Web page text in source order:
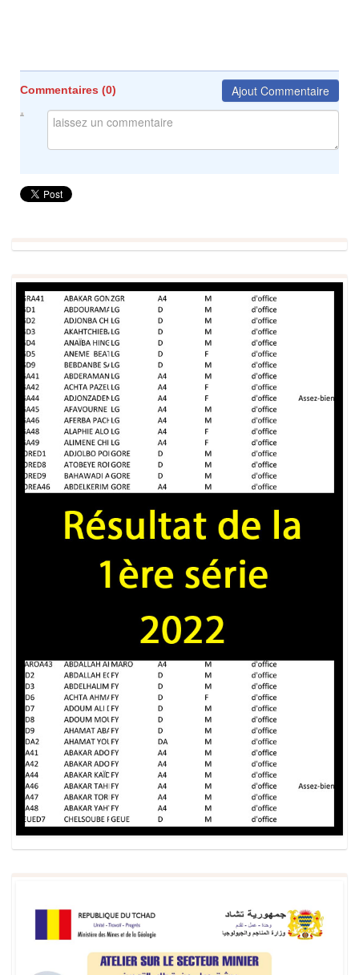
Commentaires (0) Ajout Commentaire